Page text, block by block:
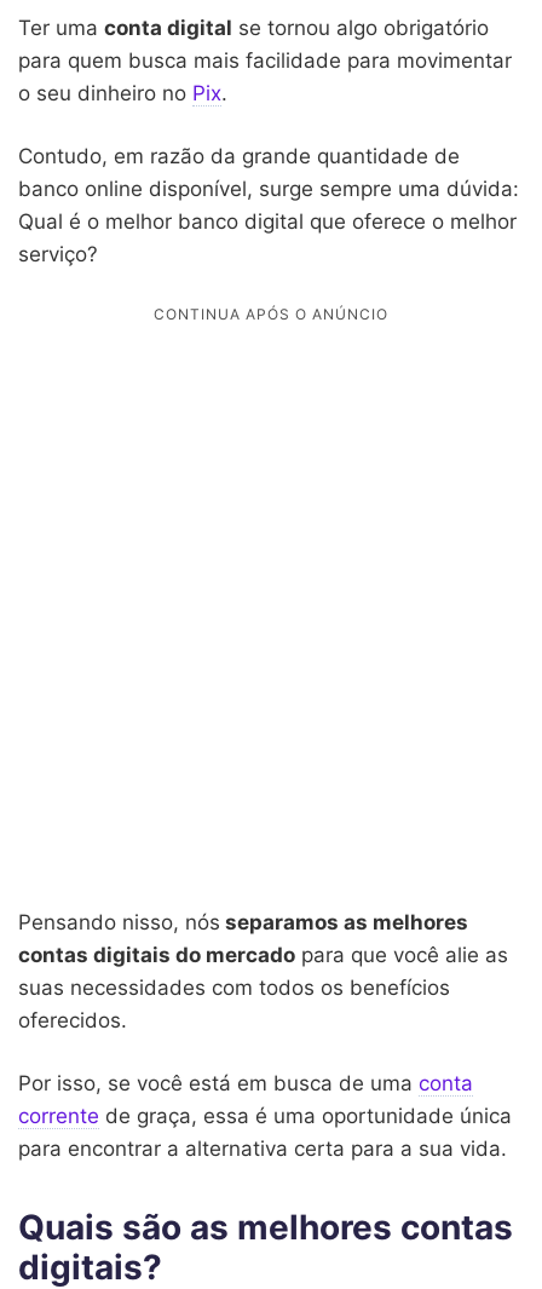
Ter uma conta digital se tornou algo obrigatório
para quem busca mais facilidade para movimentar
o seu dinheiro no Pix.
Contudo, em razão da grande quantidade de
banco online disponível, surge sempre uma dúvida:
Qual é o melhor banco digital que oferece o melhor
serviço?
Pensando nisso, nós separamos as melhores
contas digitais do mercado para que você alie as
suas necessidades com todos os benefícios
oferecidos.
Por isso, se você está em busca de uma conta
corrente de graça, essa é uma oportunidade única
para encontrar a alternativa certa para a sua vida.
Quais são as melhores contas
digitais?